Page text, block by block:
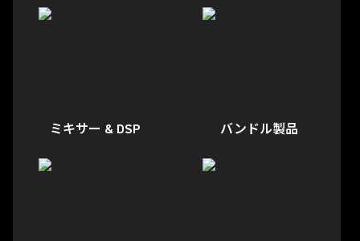
ミキサー & DSP バンドル製品